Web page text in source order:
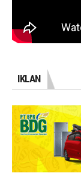
IKLAN